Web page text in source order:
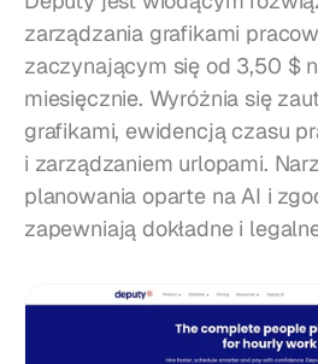
zarządzania grafikami
zaczynającym się od 3,50 $
miesięcznie. Wyróżnia się
grafikami, ewidencją czasu
i zarządzaniem urlopami.
planowania oparte na AI i
zapewniają dokładne i